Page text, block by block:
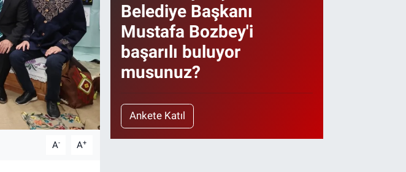
A- A+
Belediye Başkanı
Mustafa Bozbey'i
başarılı buluyor
musunuz?
Ankete Katıl